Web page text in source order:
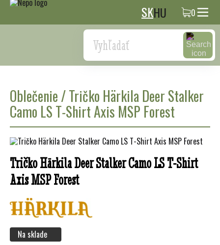
SKHU 0
Search
Oblečenie/Tričko Härkila Deer Stalker
Camo LS T-Shirt Axis MSP Forest
Tričko Härkila Deer Stalker Camo LS T-Shirt
Axis MSP Forest
Na sklade